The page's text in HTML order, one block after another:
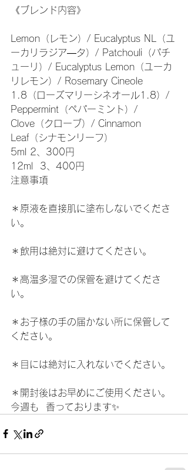
《ブレンド内容》
Lemon（レモン）/ Eucalyptus NL（ユ
ーカリラジア―タ）/ Patchouli（パチ
ューリ）/ Eucalyptus Lemon（ユーカ
リレモン）/ Rosemary Cineole
1.8（ローズマリーシネオール1.8）/
Peppermint（ペパーミント）/
Clove（クローブ）/ Cinnamon
Leaf（シナモンリーフ）
5ml 2、300円
12ml  3、400円
注意事項
＊原液を直接肌に塗布しないでくださ
い。
＊飲用は絶対に避けてください。
＊高温多湿での保管を避けてくださ
い。
＊お子様の手の届かない所に保管して
ください。
＊目には絶対に入れないでください。
＊開封後はお早めにご使用ください。
今週も  香っております✨